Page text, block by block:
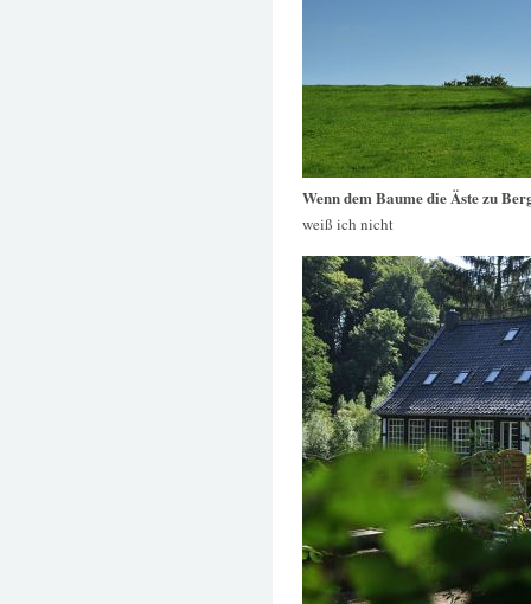
Wenn dem Baume die Äste zu
weiß ich nicht